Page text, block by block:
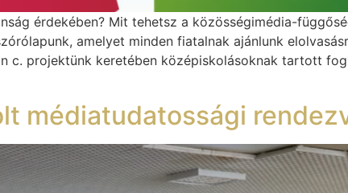
érdekében? Mit tehetsz a közösségimédia-
amelyet minden fiatalnak ajánlunk
c. projektünk keretében középiskolásoknak tartott
médiatudatossági